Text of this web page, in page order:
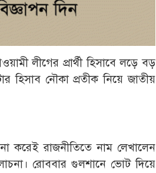
লীগের প্রার্থী হিসাবে লড়ে বড়
হিসাব নৌকা প্রতীক নিয়ে জাতীয়
করেই রাজনীতিতে নাম লেখালেন
রোববার গুলশানে ভোট দিয়ে